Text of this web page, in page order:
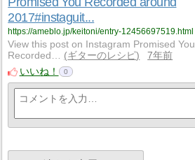
2017#instaguit...
https://ameblo.jp/keitoni/entry-12456697519.html
View this post on Instagram Promised You
Recorded…
ギターのレシピ
7年前
いいね！
0